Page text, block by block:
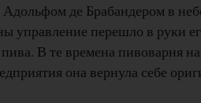
Адольфом де Брабандером в
управление перешло в руки
В те времена пивоварня
она вернула себе